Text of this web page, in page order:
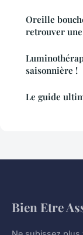
Oreille
retrouver
saisonnière !
Le guide
Bien Etre